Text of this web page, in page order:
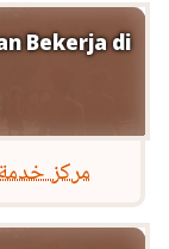
Bekerja di
مركز خدمة